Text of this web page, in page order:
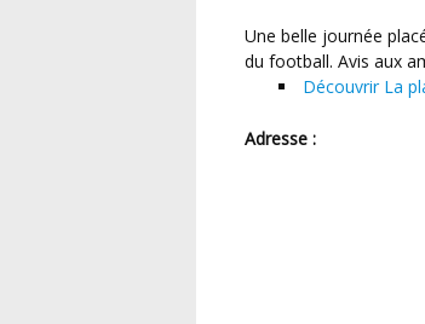
Une belle journée placée sous le signe du respect, du partage, de la tolérance et de la passion
du football. Avis aux
Découvrir La
Adresse :